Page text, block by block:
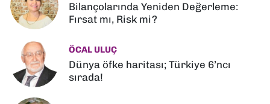
Bilançolarında Yeniden Değerleme:
Fırsat mı, Risk mi?
ÖCAL ULUÇ
Dünya öfke haritası; Türkiye 6’ncı
sırada!